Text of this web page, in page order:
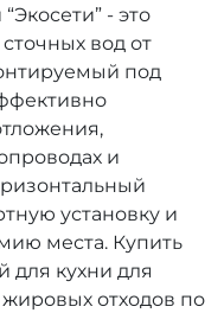
- это
вод от
под
и
установку и
места. Купить
для кухни для
отходов по